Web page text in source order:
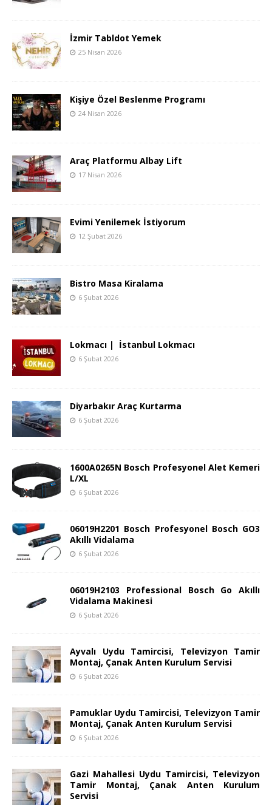
İzmir Tabldot Yemek
25 Nisan 2026
Kişiye Özel Beslenme Programı
24 Nisan 2026
Araç Platformu Albay Lift
17 Nisan 2026
Evimi Yenilemek İstiyorum
12 Şubat 2026
Bistro Masa Kiralama
6 Şubat 2026
Lokmacı | İstanbul Lokmacı
6 Şubat 2026
Diyarbakır Araç Kurtarma
6 Şubat 2026
1600A0265N Bosch Profesyonel Alet Kemeri
L/XL
6 Şubat 2026
06019H2201 Bosch Profesyonel Bosch GO3
Akıllı Vidalama
6 Şubat 2026
06019H2103 Professional Bosch Go Akıllı
Vidalama Makinesi
6 Şubat 2026
Ayvalı Uydu Tamircisi, Televizyon Tamir
Montaj, Çanak Anten Kurulum Servisi
6 Şubat 2026
Pamuklar Uydu Tamircisi, Televizyon Tamir
Montaj, Çanak Anten Kurulum Servisi
6 Şubat 2026
Gazi Mahallesi Uydu Tamircisi, Televizyon
Tamir Montaj, Çanak Anten Kurulum
Servisi